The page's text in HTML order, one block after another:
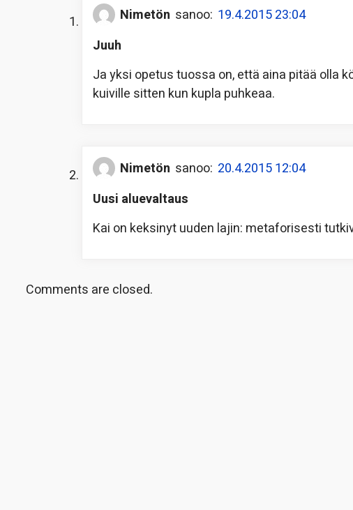
Nimetön sanoo: 19.4.2015 23:04
Juuh
Ja yksi opetus tuossa on, että aina pitää olla
kuiville sitten kun kupla puhkeaa.
Nimetön sanoo: 20.4.2015 12:04
Uusi aluevaltaus
Kai on keksinyt uuden lajin: metaforisesti
Comments are closed.